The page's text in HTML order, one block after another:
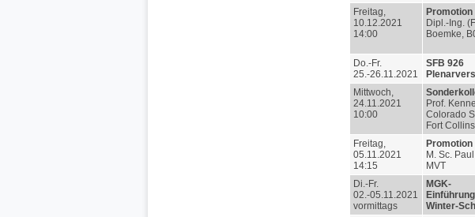
Freitag,
10.12.2021
14:00
Promotion
Dipl.-Ing.
Boemke,
Do.-Fr.
25.-26.11.2021
SFB 926
Mittwoch,
24.11.2021
10:00
Prof.
Colorado
Fort
Freitag,
05.11.2021
14:15
Promotion
M. Sc.
MVT
Di.-Fr.
02.-05.11.2021
vormittags
MGK-
Winter-